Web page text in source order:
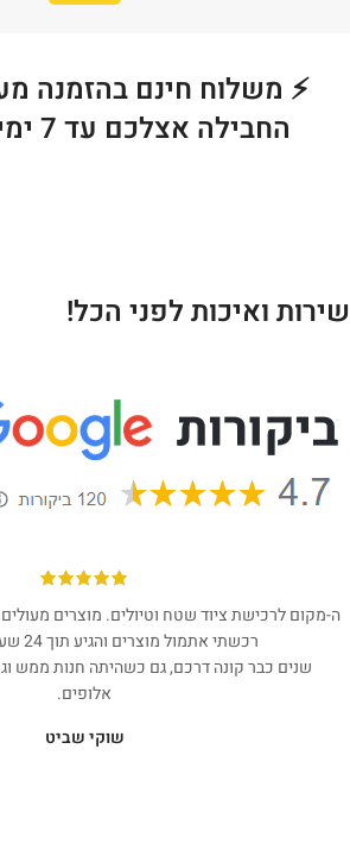
החבילה אצלכם עד 7 ימי עסקים ⌛
ה-מקום לרכישת ציוד שטח וטיולים. מוצרים
רכשתי אתמול מוצרים והגיע תוך 24 שעות, פשוט כך.
שנים כבר קונה דרכם, גם כשהיתה חנות ממש
אלופים.
שוקי שביט
שירות ואיכות לפני הכל!